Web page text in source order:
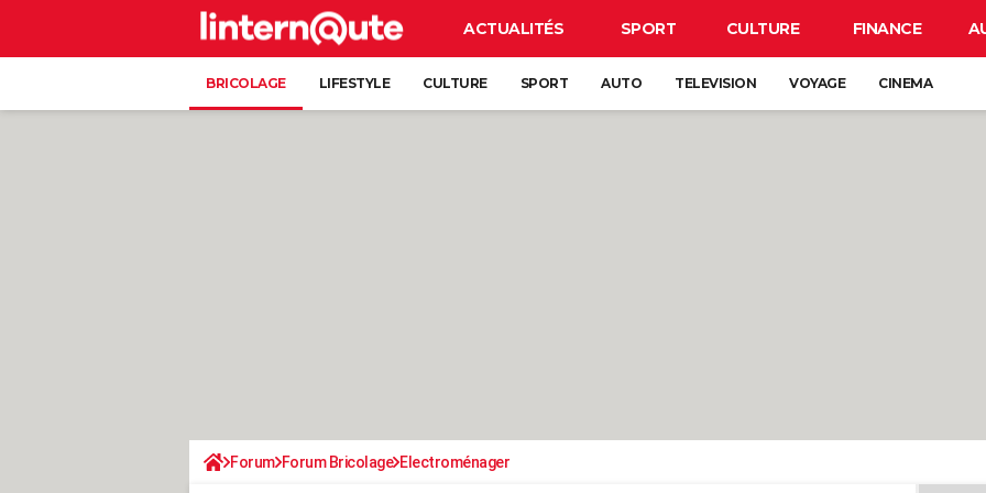
ACTUALITÉS SPORT CULTURE FINANCE
BRICOLAGE LIFESTYLE CULTURE SPORT AUTO TELEVISION VOYAGE CINEMA
Forum Forum Bricolage Electroménager